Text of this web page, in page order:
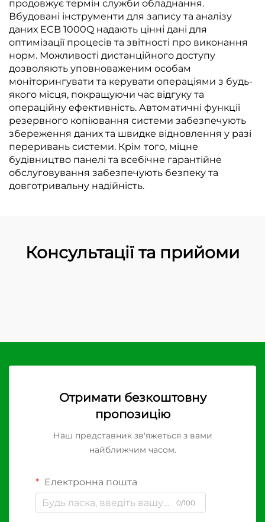
продовжує термін служби обладнання.
Вбудовані інструменти для запису та аналізу
даних ECB 1000Q надають цінні дані для
оптимізації процесів та звітності про виконання
норм. Можливості дистанційного доступу
дозволяють уповноваженим особам
моніторингувати та керувати операціями з будь-
якого місця, покращуючи час відгуку та
операційну ефективність. Автоматичні функції
резервного копіювання системи забезпечують
збереження даних та швидке відновлення у разі
переривань системи. Крім того, міцне
будівництво панелі та всебічне гарантійне
обслуговування забезпечують безпеку та
довготривальну надійність.
Консультації та прийоми
Отримати безкоштовну
пропозицію
Наш представник зв'яжеться з вами
найближчим часом.
Електронна пошта
0/100